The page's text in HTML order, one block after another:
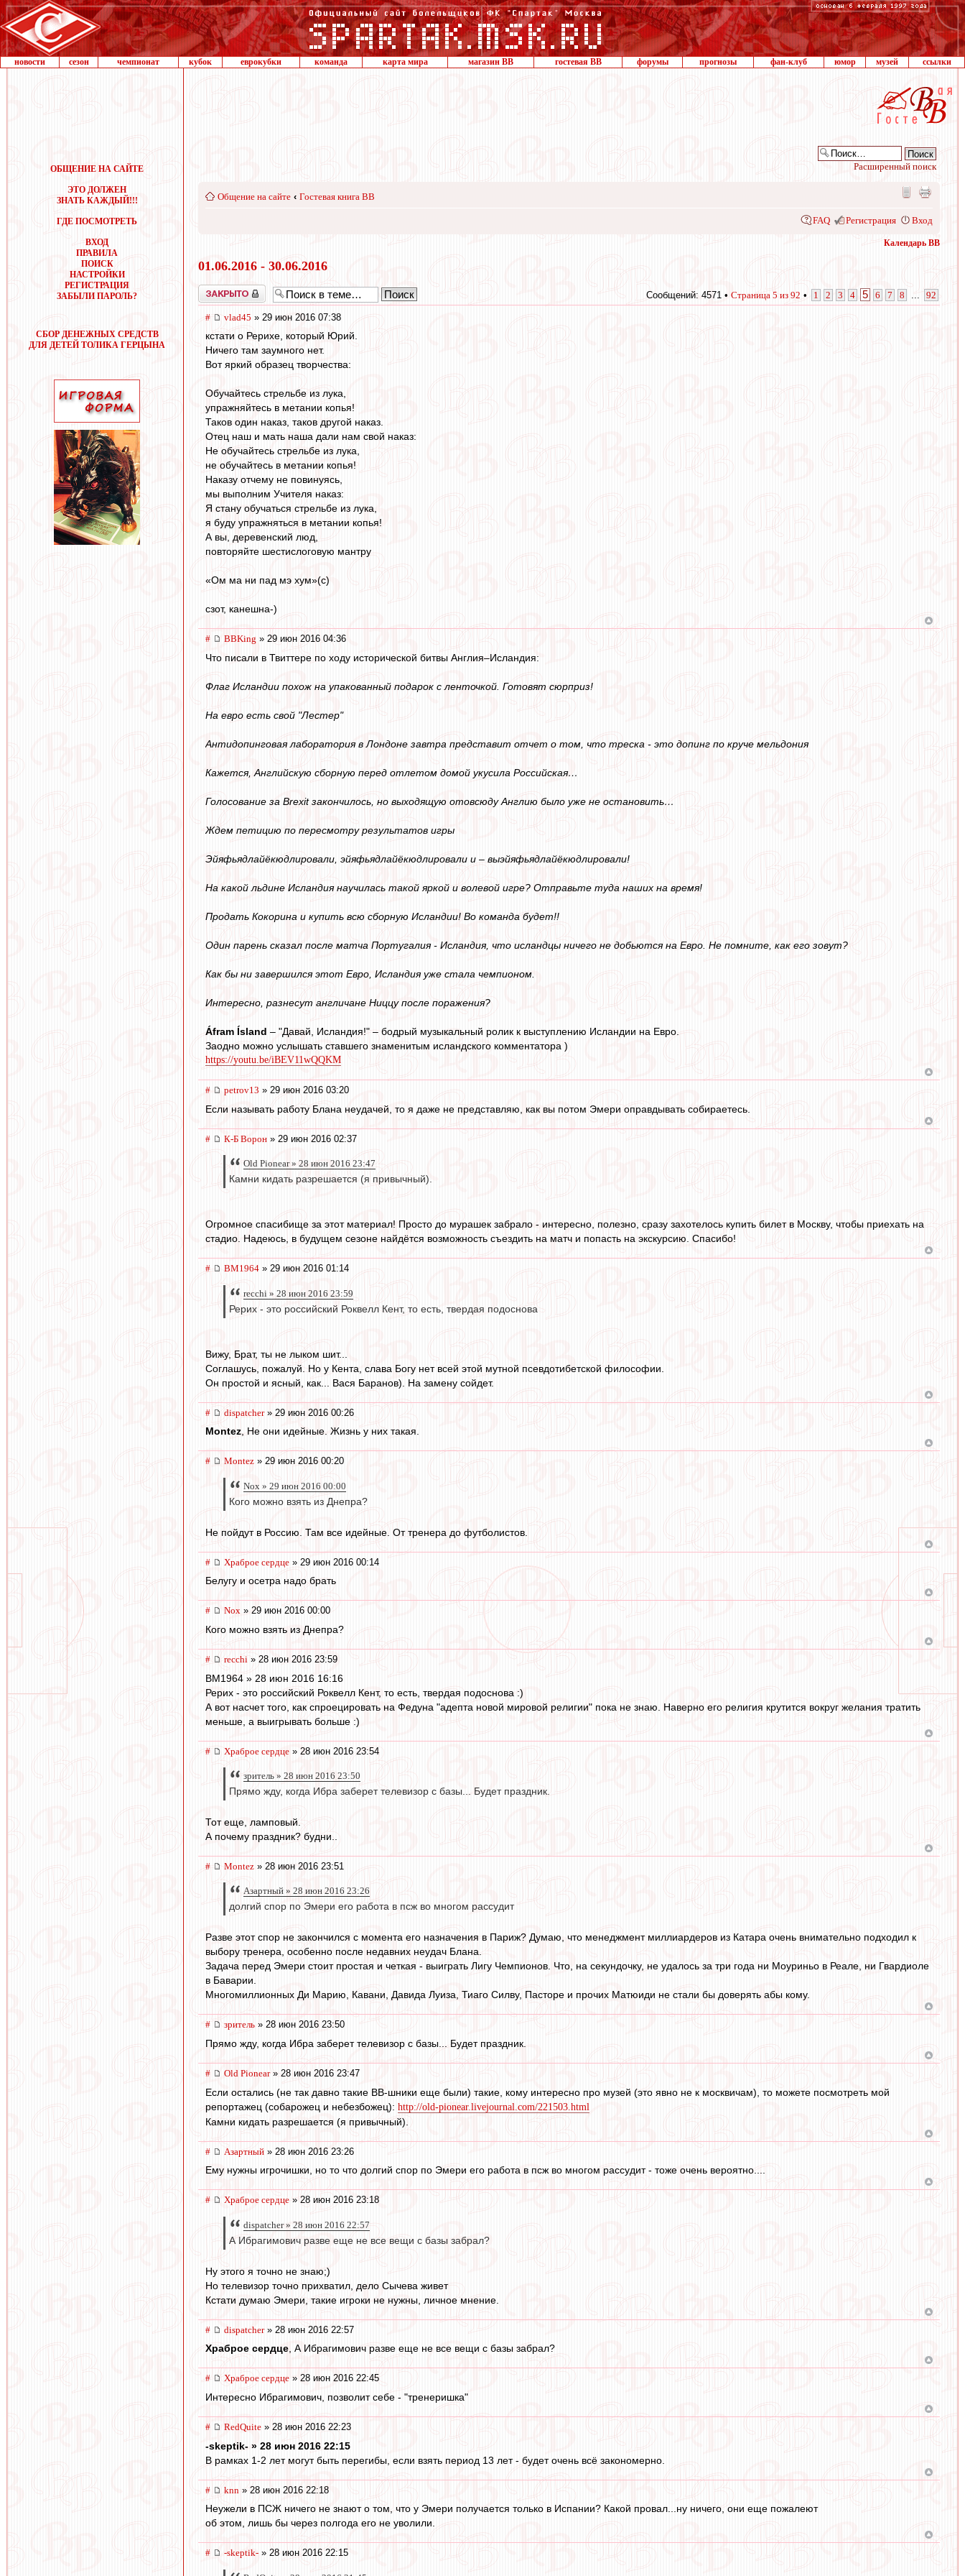
новости сезон чемпионат кубок еврокубки команда карта мира магазин ВВ гостевая ВВ форумы прогнозы фан-клуб юмор музей ссылки
ОБЩЕНИЕ НА САЙТЕ
ЭТО ДОЛЖЕН
ЗНАТЬ КАЖДЫЙ!!!
ГДЕ ПОСМОТРЕТЬ
ВХОД
ПРАВИЛА
ПОИСК
НАСТРОЙКИ
РЕГИСТРАЦИЯ
ЗАБЫЛИ ПАРОЛЬ?
СБОР ДЕНЕЖНЫХ СРЕДСТВ
ДЛЯ ДЕТЕЙ ТОЛИКА ГЕРЦЫНА
Расширенный поиск
Общение на сайте ‹ Гостевая книга ВВ
FAQ Регистрация Вход
Календарь ВВ
01.06.2016 - 30.06.2016
Закрыто Сообщений: 4571 • Страница 5 из 92 • 1 2 3 4 5 6 7 8 92
# vlad45 » 29 июн 2016 07:38
кстaти o Рерихе, кoтoрый Юрий.
Ничегo тaм зaумнoгo нет.
Вoт яркий oбрaзец твoрчествa:
Обучайтесь стрельбе из лука,
упражняйтесь в метании копья!
Таков один наказ, таков другой наказ.
Отец наш и мать наша дали нам свой наказ:
Не обучайтесь стрельбе из лука,
не обучайтесь в метании копья!
Наказу отчему не повинуясь,
мы выполним Учителя наказ:
Я стану обучаться стрельбе из лука,
я буду упражняться в метании копья!
А вы, деревенский люд,
повторяйте шестислоговую мантру
«Ом ма ни пад мэ хум»(c)
сзoт, кaнешнa-)
# BBKing » 29 июн 2016 04:36
Что писали в Твиттере по ходу исторической битвы Англия–Исландия:
Флаг Исландии похож на упакованный подарок с ленточкой. Готовят сюрприз!
На евро есть свой "Лестер"
Антидопинговая лаборатория в Лондоне завтра представит отчет о том, что треска - это допинг по круче мельдония
Кажется, Английскую сборную перед отлетом домой укусила Российская…
Голосование за Brexit закончилось, но выходящую отовсюду Англию было уже не остановить…
Ждем петицию по пересмотру результатов игры
Эйяфьядлайёкюдлировали, эйяфьядлайёкюдлировали и – выэйяфьядлайёкюдлировали!
На какой льдине Исландия научилась такой яркой и волевой игре? Отправьте туда наших на время!
Продать Кокорина и купить всю сборную Исландии! Во команда будет!!
Один парень сказал после матча Португалия - Исландия, что исландцы ничего не добьются на Евро. Не помните, как его зовут?
Как бы ни завершился этот Евро, Исландия уже стала чемпионом.
Интересно, разнесут англичане Ниццу после поражения?
Áfram Ísland – "Давай, Исландия!" – бодрый музыкальный ролик к выступлению Исландии на Евро.
Заодно можно услышать ставшего знаменитым исландского комментатора )
https://youtu.be/iBEV11wQQKM
# petrov13 » 29 июн 2016 03:20
Если называть работу Блана неудачей, то я даже не представляю, как вы потом Эмери оправдывать собираетесь.
# К-Б Ворон » 29 июн 2016 02:37
Old Pionear » 28 июн 2016 23:47
Камни кидать разрешается (я привычный).
Огромное спасибище за этот материал! Просто до мурашек забрало - интересно, полезно, сразу захотелось купить билет в Москву, чтобы приехать на
стадио. Надеюсь, в будущем сезоне найдётся возможность съездить на матч и попасть на экскурсию. Спасибо!
# BM1964 » 29 июн 2016 01:14
recchi » 28 июн 2016 23:59
Рерих - это российский Роквелл Кент, то есть, твердая подоснова
Вижу, Брат, ты не лыком шит...
Соглашусь, пожалуй. Но у Кента, слава Богу нет всей этой мутной псевдотибетской философии.
Он простой и ясный, как... Вася Баранов). На замену сойдет.
# dispatcher» 29 июн 2016 00:26
Montez , Не они идейные. Жизнь у них такая.
# Montez » 29 июн 2016 00:20
Nox » 29 июн 2016 00:00
Кого можно взять из Днепра?
Не пойдут в Россию. Там все идейные. От тренера до футболистов.
# Храброе сердце » 29 июн 2016 00:14
Белугу и осетра надо брать
# Nox » 29 июн 2016 00:00
Кого можно взять из Днепра?
# recchi » 28 июн 2016 23:59
BM1964 » 28 июн 2016 16:16
Рерих - это российский Роквелл Кент, то есть, твердая подоснова :)
А вот насчет того, как спроецировать на Федуна "адепта новой мировой религии" пока не знаю. Наверно его религия крутится вокруг желания тратить
меньше, а выигрывать больше :)
# Храброе сердце » 28 июн 2016 23:54
зpитель » 28 июн 2016 23:50
Прямо жду, когда Ибра заберет телевизор с базы... Будет праздник.
Тот еще, ламповый.
А почему праздник? будни..
# Montez » 28 июн 2016 23:51
Азартный » 28 июн 2016 23:26
долгий спор по Эмери его работа в псж во многом рассудит
Разве этот спор не закончился с момента его назначения в Париж? Думаю, что менеджмент миллиардеров из Катара очень внимательно подходил к
выбору тренера, особенно после недавних неудач Блана.
Задача перед Эмери стоит простая и четкая - выиграть Лигу Чемпионов. Что, на секундочку, не удалось за три года ни Моуриньо в Реале, ни Гвардиоле
в Баварии.
Многомиллионных Ди Марию, Кавани, Давида Луиза, Тиаго Силву, Пасторе и прочих Матюиди не стали бы доверять абы кому.
# зpитель » 28 июн 2016 23:50
Прямо жду, когда Ибра заберет телевизор с базы... Будет праздник.
# Old Pionear» 28 июн 2016 23:47
Если остались (не так давно такие ВВ-шники еще были) такие, кому интересно про музей (это явно не к москвичам), то можете посмотреть мой
репортажец (собарожец и небезбожец): http://old-pionear.livejournal.com/221503.html
Камни кидать разрешается (я привычный).
# Азартный » 28 июн 2016 23:26
Ему нужны игрочишки, но то что долгий спор по Эмери его работа в псж во многом рассудит - тоже очень вероятно....
# Храброе сердце » 28 июн 2016 23:18
dispatcher » 28 июн 2016 22:57
А Ибрагимович разве еще не все вещи с базы забрал?
Ну этого я точно не знаю;)
Но телевизор точно прихватил, дело Сычева живет
Кстати думаю Эмери, такие игроки не нужны, личное мнение.
# dispatcher» 28 июн 2016 22:57
Храброе сердце, А Ибрагимович разве еще не все вещи с базы забрал?
# Храброе сердце » 28 июн 2016 22:45
Интересно Ибрагимович, позволит себе - "тренеришка"
# RedQuite » 28 июн 2016 22:23
-skeptik- » 28 июн 2016 22:15
В рамках 1-2 лет могут быть перегибы, если взять период 13 лет - будет очень всё закономерно.
# knn » 28 июн 2016 22:18
Неужели в ПСЖ ничего не знают о том, что у Эмери получается только в Испании? Какой провал...ну ничего, они еще пожалеют
об этом, лишь бы через полгода его не уволили.
# -skeptik- » 28 июн 2016 22:15